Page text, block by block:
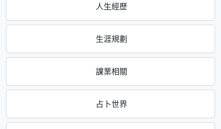
人生經歷
生涯規劃
課業相關
占卜世界